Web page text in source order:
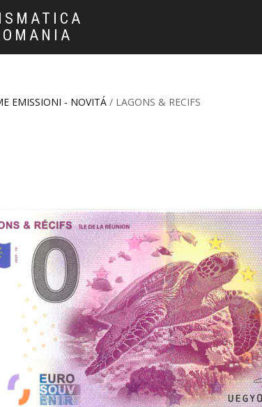
EMISSIONI - NOVITÁ / LAGONS & RECIFS